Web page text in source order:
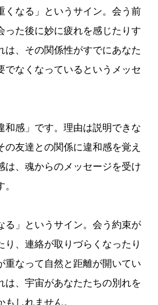
くなる」というサイン。会う前
った後に妙に疲れを感じたりす
は、その関係性がすでにあなた
でなくなっているというメッセ
和感」です。理由は説明できな
の友達との関係に違和感を覚え
は、魂からのメッセージを受け
る」というサイン。会う約束が
り、連絡が取りづらくなったり
重なって自然と距離が開いてい
は、宇宙があなたたちの別れを
しれません。